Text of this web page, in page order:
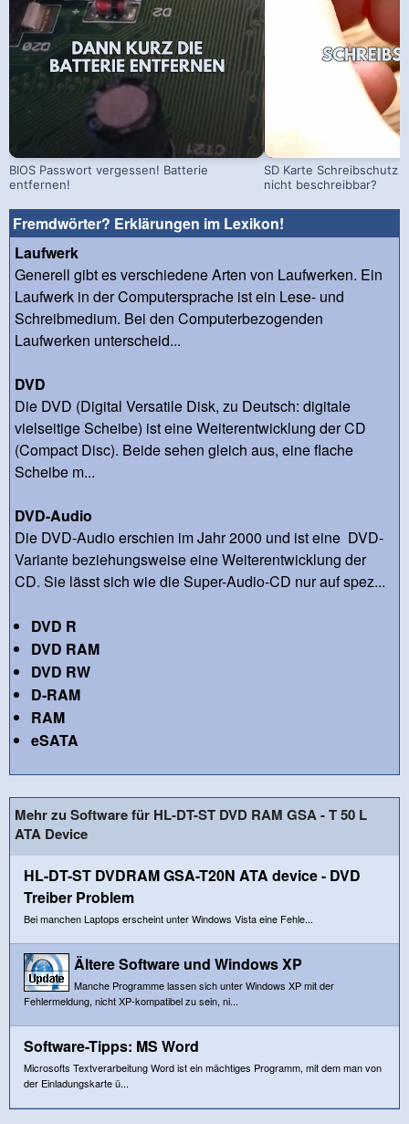
BIOS Passwort vergessen! Batterie
entfernen!
SD Karte Schreibschutz
nicht beschreibbar?
Fremdwörter? Erklärungen im Lexikon!
Laufwerk
Generell gibt es verschiedene Arten von Laufwerken. Ein
Laufwerk in der Computersprache ist ein Lese- und
Schreibmedium. Bei den Computerbezogenden
Laufwerken unterscheid...
DVD
Die DVD (Digital Versatile Disk, zu Deutsch: digitale
vielseitige Scheibe) ist eine Weiterentwicklung der CD
(Compact Disc). Beide sehen gleich aus, eine flache
Scheibe m...
DVD-Audio
Die DVD-Audio erschien im Jahr 2000 und ist eine DVD-
Variante beziehungsweise eine Weiterentwicklung der
CD. Sie lässt sich wie die Super-Audio-CD nur auf spez...
DVD R
DVD RAM
DVD RW
D-RAM
RAM
eSATA
Mehr zu Software für HL-DT-ST DVD RAM GSA - T 50 L
ATA Device
HL-DT-ST DVDRAM GSA-T20N ATA device - DVD
Treiber Problem
Bei manchen Laptops erscheint unter Windows Vista eine Fehle...
Ältere Software und Windows XP
Manche Programme lassen sich unter Windows XP mit der
Fehlermeldung, nicht XP-kompatibel zu sein, ni...
Software-Tipps: MS Word
Microsofts Textverarbeitung Word ist ein mächtiges Programm, mit dem man von
der Einladungskarte ü...